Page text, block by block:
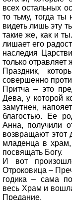
всех остальных
то тьму, тогда
видеть лишь эту
такие же, как и
лишает его
наследия
только
Праздник,
совершенно
Притча – это
Дева, у которой
замутнен,
благостью. Ее
Анна, получили
возвращают этот
младенца в
посвящать Богу.
И вот
Отроковица –
годика – сама
весь Храм и
Предание.